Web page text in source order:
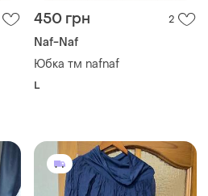
450 грн 2
Naf-Naf
Юбка тм nafnaf
L